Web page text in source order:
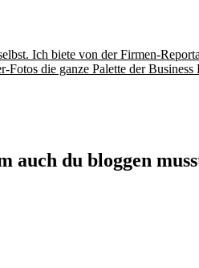
Ich biete von der Firmen-
die ganze Palette der Business
auch du bloggen